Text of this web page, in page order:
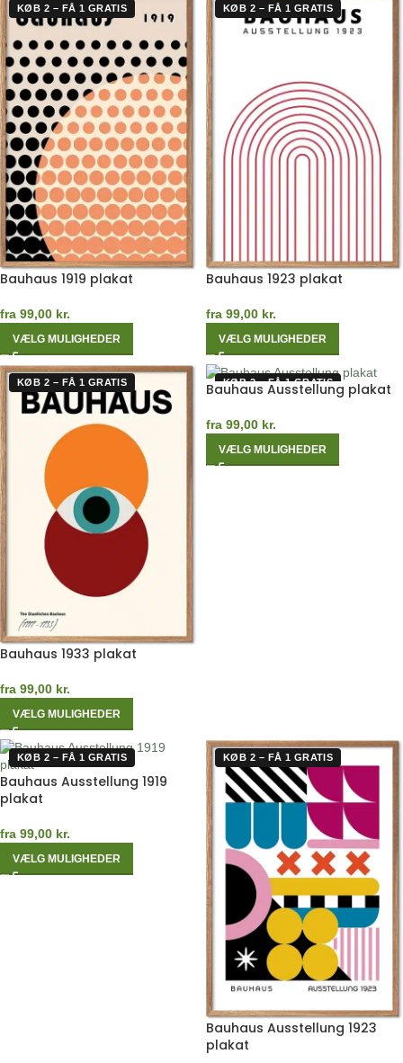
KØB 2 – FÅ 1 GRATIS
Bauhaus 1919 plakat
fra 99,00 kr.
VÆLG MULIGHEDER
KØB 2 – FÅ 1 GRATIS
Bauhaus 1923 plakat
fra 99,00 kr.
VÆLG MULIGHEDER
KØB 2 – FÅ 1 GRATIS
Bauhaus 1933 plakat
fra 99,00 kr.
VÆLG MULIGHEDER
KØB 2 – FÅ 1 GRATIS
Bauhaus Ausstellung plakat
fra 99,00 kr.
VÆLG MULIGHEDER
KØB 2 – FÅ 1 GRATIS
Bauhaus Ausstellung 1919
plakat
fra 99,00 kr.
VÆLG MULIGHEDER
KØB 2 – FÅ 1 GRATIS
Bauhaus Ausstellung 1923
plakat